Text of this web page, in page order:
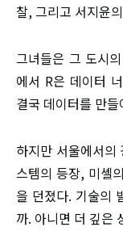
찰, 그리고 서지윤
그녀들은 그 도시
에서 R은 데이터
결국 데이터를 만
하지만 서울에서의
스템의 등장, 미셸
을 던졌다. 기술의
까. 아니면 더 깊은